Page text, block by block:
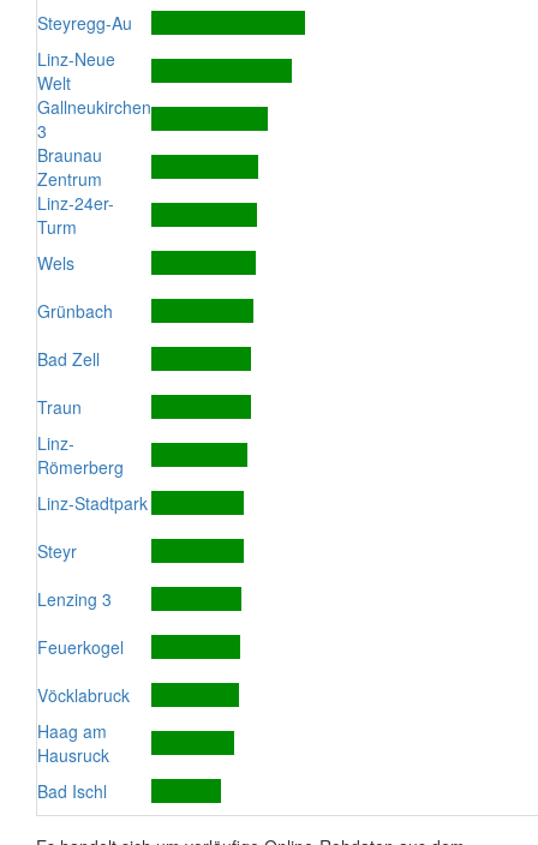
Steyregg-Au
Linz-Neue
Welt
Gallneukirchen
3
Braunau
Zentrum
Linz-24er-
Turm
Wels
Grünbach
Bad Zell
Traun
Linz-
Römerberg
Linz-Stadtpark
Steyr
Lenzing 3
Feuerkogel
Vöcklabruck
Haag am
Hausruck
Bad Ischl